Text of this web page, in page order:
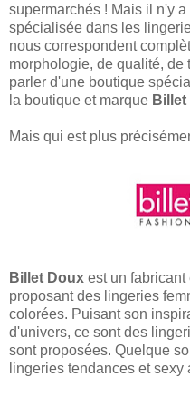
supermarchés ! Mais il n'y
spécialisée dans les
nous correspondent
morphologie, de qualité,
parler d'une boutique
la boutique et marque
Mais qui est plus
Billet Doux est un
proposant des lingeries
colorées. Puisant son
d'univers, ce sont des
sont proposées. Quelque
lingeries tendances et sexy